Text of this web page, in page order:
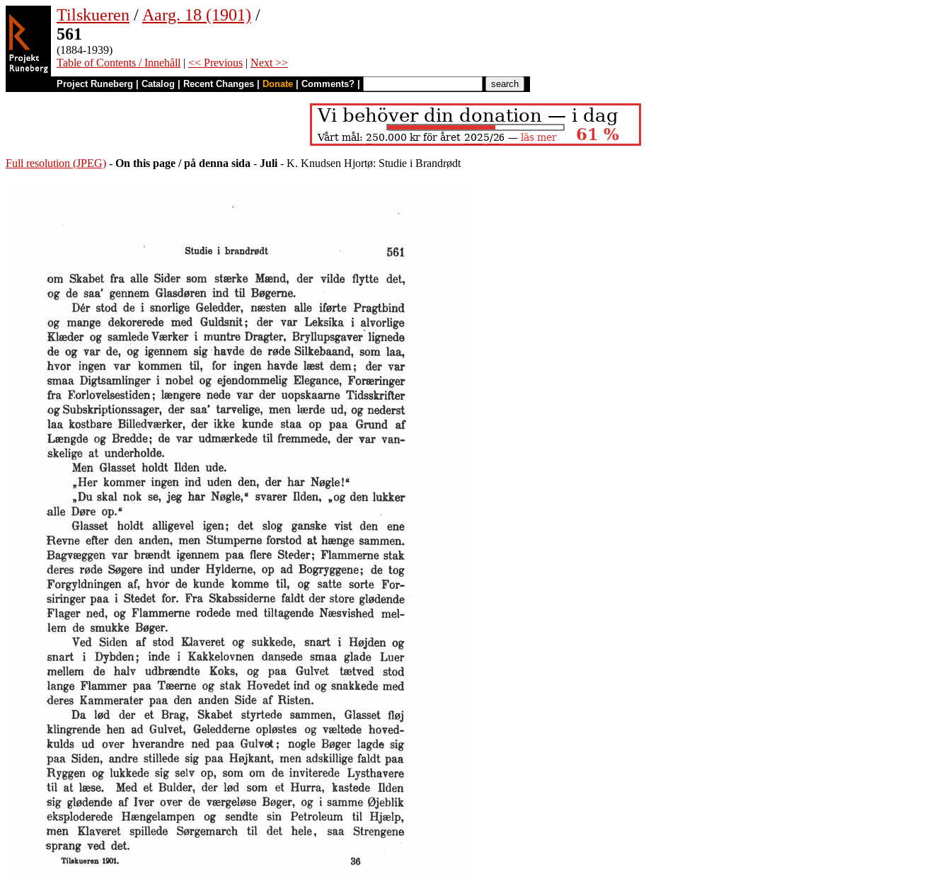
Tilskueren / Aarg. 18 (1901) /
561
(1884-1939)
Table of Contents / Innehåll | << Previous | Next >>
Project Runeberg Catalog Recent Changes Donate Comments?
Full resolution (JPEG) - On this page / på denna sida - Juli - K. Knudsen Hjortø: Studie i Brandrødt